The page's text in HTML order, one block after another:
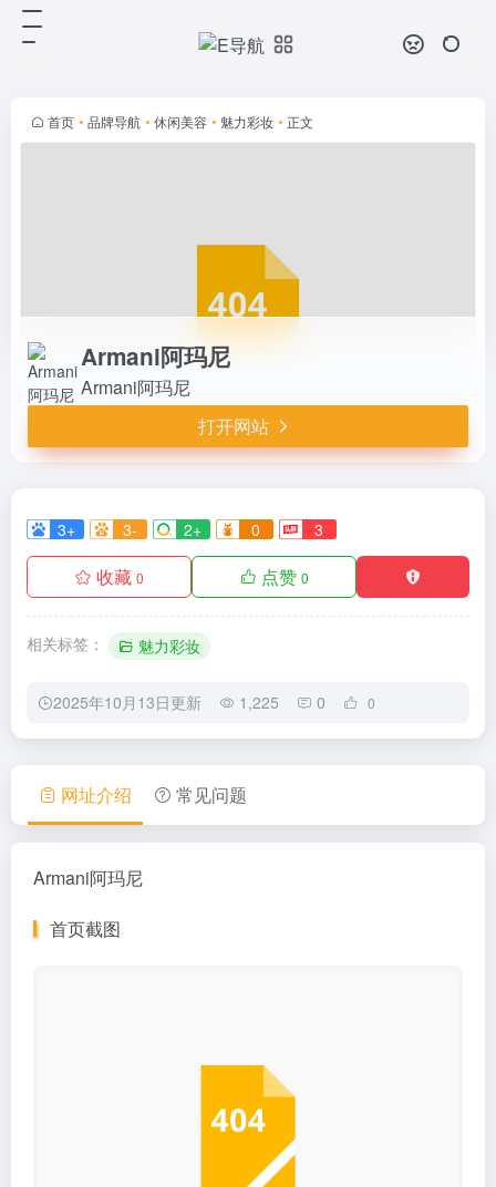
首页 • 品牌导航 • 休闲美容 • 魅力彩妆 • 正文
Armani阿玛尼
Armani阿玛尼
打开网站
3+ 3- 2+ 0 3
收藏 0 点赞 0
相关标签： 魅力彩妆
2025年10月13日更新 1,225 0 0
网址介绍 常见问题
Armani阿玛尼
首页截图